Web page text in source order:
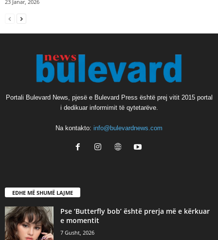
23 Janar, 2026
Portali Bulevard News, pjesë e Bulevard Press është prej vitit 2015 portal
i dedikuar informimit të qytetarëve.
Na kontakto: info@bulevardnews.com
EDHE MË SHUMË LAJME
Pse ‘Butterfly bob’ është prerja më e kërkuar
e momentit
7 Gusht, 2026